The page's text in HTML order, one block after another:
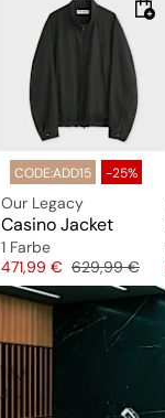
CODE:ADD15 -25%
Our Legacy
Casino Jacket
1 Farbe
Preis
471,99 € Originalpreis
629,99 €